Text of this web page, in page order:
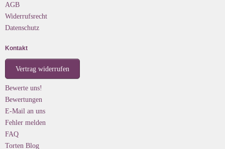
AGB
Widerrufsrecht
Datenschutz
Kontakt
Vertrag widerrufen
Bewerte uns!
Bewertungen
E-Mail an uns
Fehler melden
FAQ
Torten Blog